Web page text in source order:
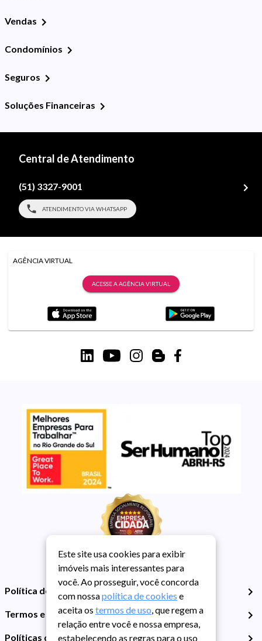
Vendas
Condomínios
Seguros
Soluções Financeiras
Central de Atendimento
(51) 3327-9001
ATENDIMENTO VIA WHATSAPP
AGÊNCIA VIRTUAL
ACESSE A AGÊNCIA VIRTUAL
Política de Privacidade
Termos e Condições de Uso
Políticas de Cookies
Este site usa cookies para exibir
imóveis mais interessantes para
você. Ao prosseguir, você concorda
com nossapolítica de cookies e
aceita os termos de uso, que regem a
relação entre você e nossa empresa,
estabelecendo as regras para o uso